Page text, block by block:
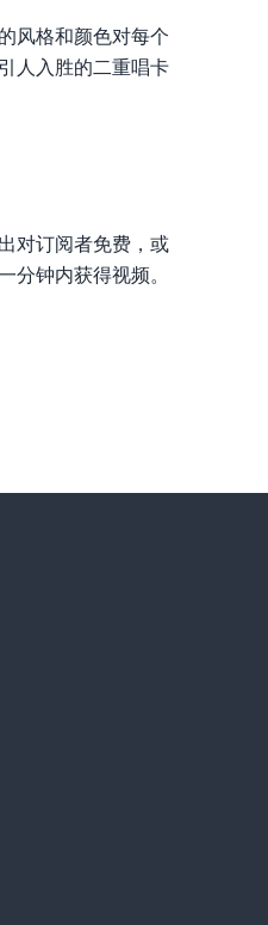
风格和颜色对每个
人入胜的二重唱卡
对订阅者免费，或
分钟内获得视频。